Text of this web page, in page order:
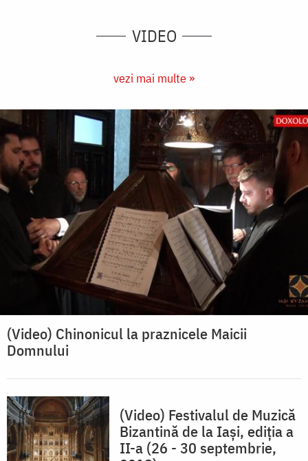
VIDEO
vezi mai multe »
(Video) Chinonicul la praznicele Maicii
Domnului
(Video) Festivalul de Muzică
Bizantină de la Iași, ediția a
II-a (26 - 30 septembrie,